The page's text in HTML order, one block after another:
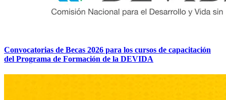
Convocatorias de Becas 2026 para los cursos de capacitación
del Programa de Formación de la DEVIDA